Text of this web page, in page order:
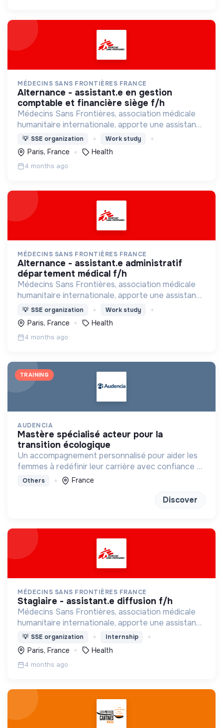
MÉDECINS SANS FRONTIÈRES FRANCE
alternance - assistant.e en gestion
comptable et financière siège f/h
Médecins Sans Frontières, association médicale
humanitaire internationale, apporte une assistance
médicale à des populations dont la vie est
menacée.
💡 SSE organization Work study
Paris, France Health
4 months ago
MÉDECINS SANS FRONTIÈRES FRANCE
alternance - assistant.e administratif
département médical f/h
Médecins Sans Frontières, association médicale
humanitaire internationale, apporte une assistance
médicale à des populations dont la vie est
menacée.
💡 SSE organization Work study
Paris, France Health
4 months ago
TRAINING
AUDENCIA
mastère spécialisé acteur pour la
transition écologique
Un accompagnement personnalisé pour aider les
femmes à redéfinir leur carrière avec confiance et
clarté
Others France
Discover
MÉDECINS SANS FRONTIÈRES FRANCE
stagiaire - assistant.e diffusion f/h
Médecins Sans Frontières, association médicale
humanitaire internationale, apporte une assistance
médicale à des populations dont la vie est
menacée.
💡 SSE organization Internship
Paris, France Health
4 months ago